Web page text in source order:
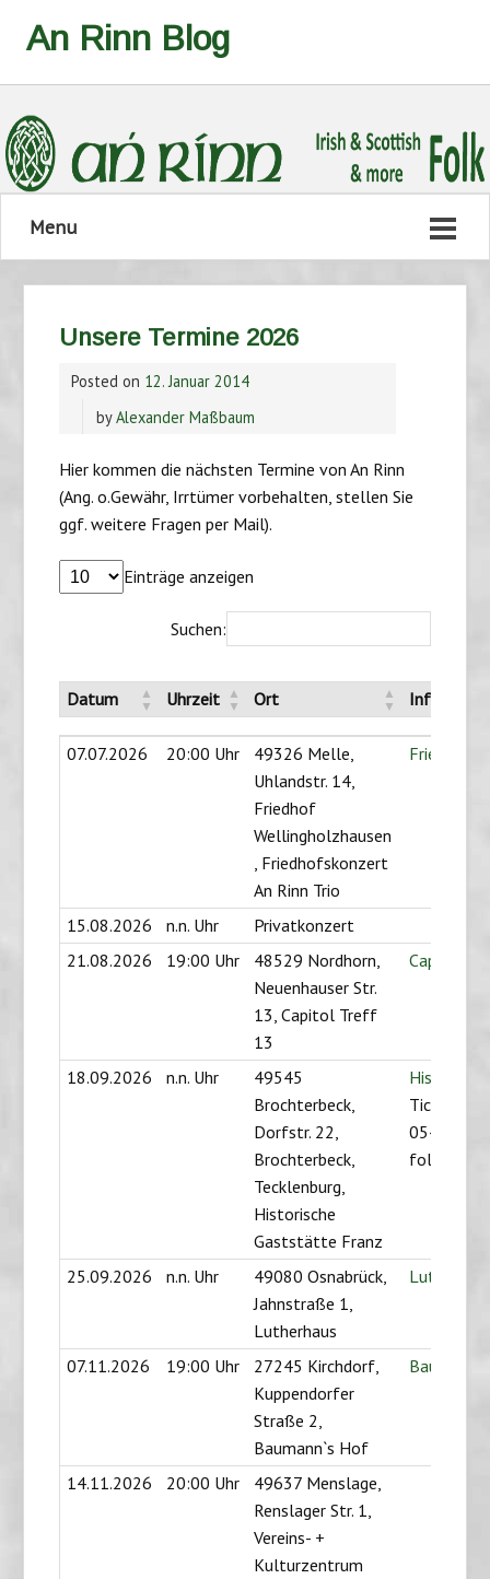
An Rinn Blog
Menu
Unsere Termine 2026
Posted on 12. Januar 2014
byAlexander Maßbaum
Hier kommen die nächsten Termine von An Rinn
(Ang. o.Gewähr, Irrtümer vorbehalten, stellen Sie
ggf. weitere Fragen per Mail).
Einträge anzeigen
Suchen:
Datum Uhrzeit Ort Info
Datum Uhrzeit Ort Info
07.07.2026 20:00 Uhr
49326 Melle,
Uhlandstr. 14,
Friedhof
Wellingholzhausen
, Friedhofskonzert
An Rinn Trio
15.08.2026 n.n. Uhr
Privatkonzert
21.08.2026
19:00 Uhr
48529 Nordhorn,
Neuenhauser Str.
13, Capitol Treff
13
Capitol
18.09.2026 n.n. Uhr
49545
Brochterbeck,
Dorfstr. 22,
Brochterbeck,
Tecklenburg,
Historische
Gaststätte Franz
Tickets:
05455-
25.09.2026 n.n. Uhr
49080 Osnabrück,
Jahnstraße 1,
Lutherhaus
07.11.2026 19:00 Uhr
27245 Kirchdorf,
Kuppendorfer
Straße 2,
Baumann`s Hof
14.11.2026 20:00 Uhr
49637 Menslage,
Renslager Str. 1,
Vereins- +
Kulturzentrum